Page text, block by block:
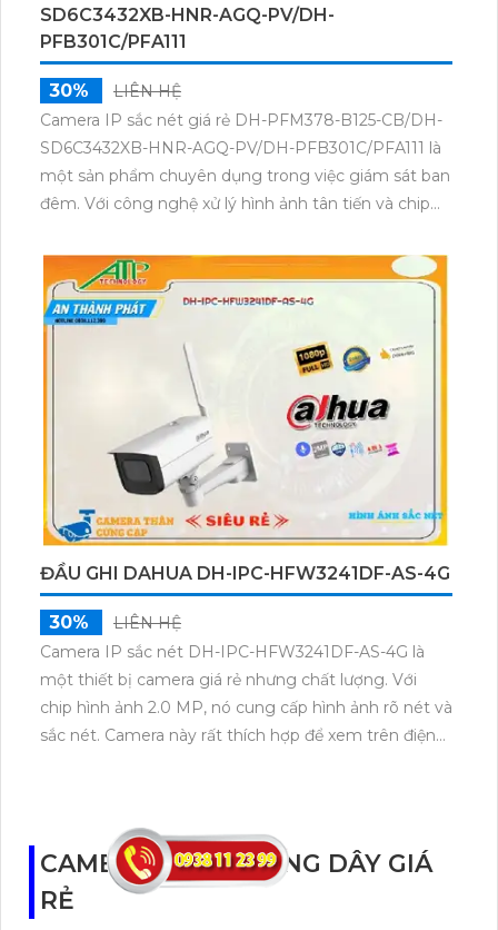
SD6C3432XB-HNR-AGQ-PV/DH-
PFB301C/PFA111
30%
LIÊN HỆ
Camera IP sắc nét giá rẻ DH-PFM378-B125-CB/DH-
SD6C3432XB-HNR-AGQ-PV/DH-PFB301C/PFA111 là
một sản phẩm chuyên dụng trong việc giám sát ban
đêm. Với công nghệ xử lý hình ảnh tân tiến và chip
lượng hình ảnh sắc nét với độ phân giải 4.0 MP. Hỗ
trợ các chuẩn nén video H.265+/H.265/H.264+/H.264,
camera này cung cấp hiệu suất nén cao để tiết kiệm
băng thông. Đặc biệt, camera còn có chế độ hồng
ngoại SMD với khoảng cách lên đến 150m, giúp quan
sát chuyên dụng về đêm.
ĐẦU GHI DAHUA DH-IPC-HFW3241DF-AS-4G
30%
LIÊN HỆ
Camera IP sắc nét DH-IPC-HFW3241DF-AS-4G là
một thiết bị camera giá rẻ nhưng chất lượng. Với
chip hình ảnh 2.0 MP, nó cung cấp hình ảnh rõ nét và
sắc nét. Camera này rất thích hợp để xem trên điện
cho việc lắp đặt tại nhà xưởng, với thân kim loại chắc
chắn. Kết nối qua mạng IP rất dễ dàng và camera có
chất lượng hình ảnh tốt. Ngoài ra, camera còn tích
CAMERA WIFI KHÔNG DÂY GIÁ
RẺ